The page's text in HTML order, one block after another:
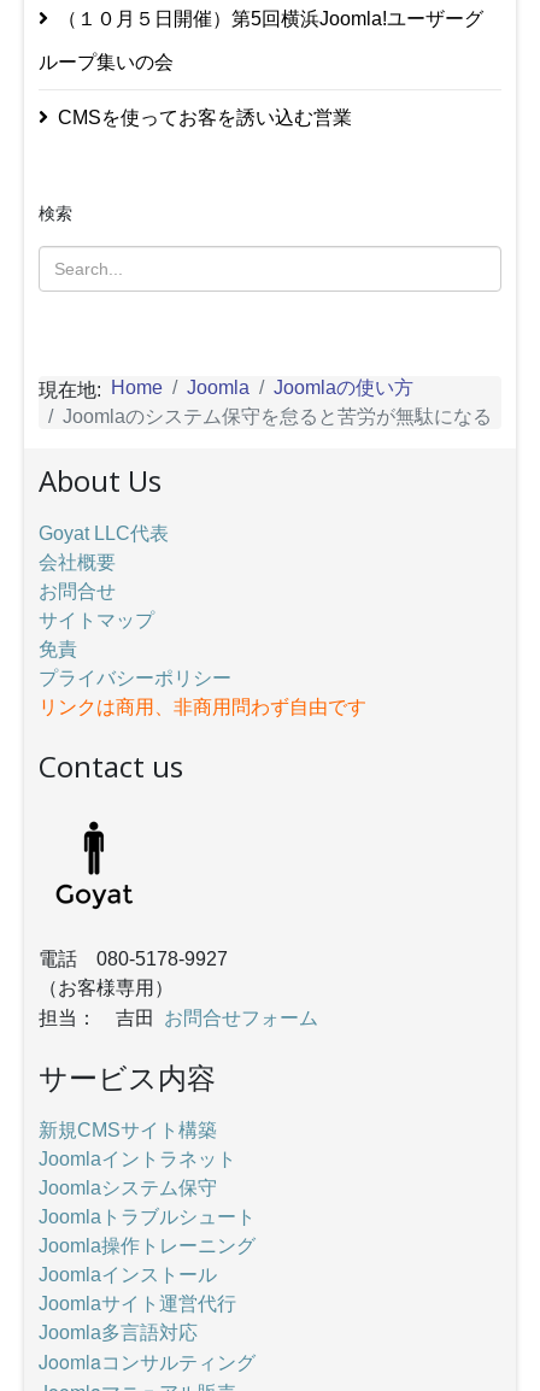
（１０月５日開催）第5回横浜Joomla!ユーザーグ
ループ集いの会
CMSを使ってお客を誘い込む営業
検索
現在地: Home Joomla
Joomlaの使い方
Joomlaのシステム保守を怠ると苦労が無駄になる
About Us
Goyat LLC代表
会社概要
お問合せ
サイトマップ
免責
プライバシーポリシー
リンクは商用、非商用問わず自由です
Contact us
電話 080-5178-9927
（お客様専用）
担当： 吉田 お問合せフォーム
サービス内容
新規CMSサイト構築
Joomlaイントラネット
Joomlaシステム保守
Joomlaトラブルシュート
Joomla操作トレーニング
Joomlaインストール
Joomlaサイト運営代行
Joomla多言語対応
Joomlaコンサルティング